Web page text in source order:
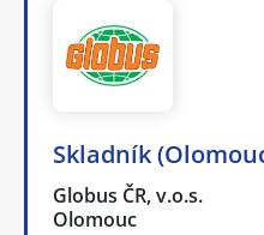
Skladník
Globus ČR, v.o.s.
Olomouc